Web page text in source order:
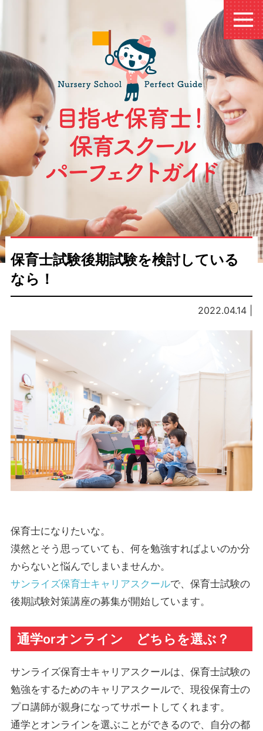
保育士試験後期試験を検討している
なら！
2022.04.14 |
保育士になりたいな。
漠然とそう思っていても、何を勉強すればよいのか分
からないと悩んでしまいませんか。
サンライズ保育士キャリアスクールで、保育士試験の
後期試験対策講座の募集が開始しています。
通学orオンライン どちらを選ぶ？
サンライズ保育士キャリアスクールは、保育士試験の
勉強をするためのキャリアスクールで、現役保育士の
プロ講師が親身になってサポートしてくれます。
通学とオンラインを選ぶことができるので、自分の都